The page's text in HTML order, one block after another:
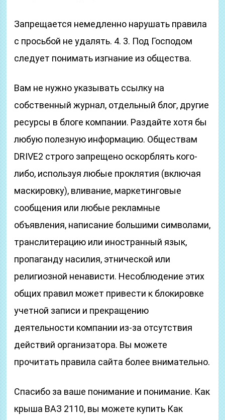
Запрещается немедленно нарушать правила
с просьбой не удалять. 4. 3. Под Господом
следует понимать изгнание из общества.
Вам не нужно указывать ссылку на
собственный журнал, отдельный блог, другие
ресурсы в блоге компании. Раздайте хотя бы
любую полезную информацию. Обществам
DRIVE2 строго запрещено оскорблять кого-
либо, используя любые проклятия (включая
маскировку), вливание, маркетинговые
сообщения или любые рекламные
объявления, написание большими символами,
транслитерацию или иностранный язык,
пропаганду насилия, этнической или
религиозной ненависти. Несоблюдение этих
общих правил может привести к блокировке
учетной записи и прекращению
деятельности компании из-за отсутствия
действий организатора. Вы можете
прочитать правила сайта более внимательно.
Спасибо за ваше понимание и понимание. Как
крыша ВАЗ 2110, вы можете купить Как